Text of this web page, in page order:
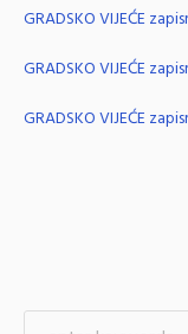
GRADSKO VIJEĆE
GRADSKO VIJEĆE
GRADSKO VIJEĆE